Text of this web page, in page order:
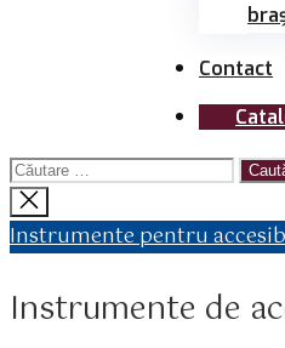
Contact
Caută
după:
Închide
căutarea
Instrumente pentru
Instrumente de